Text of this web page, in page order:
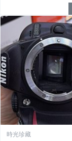
時光珍藏